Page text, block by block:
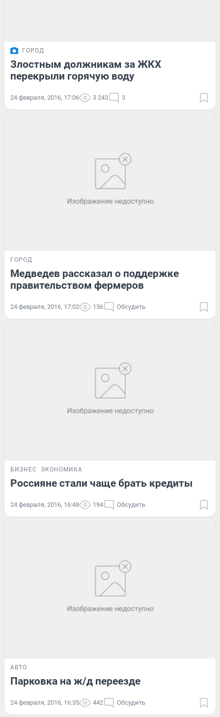
ГОРОД
Злостным должникам за ЖКХ
перекрыли горячую воду
24 февраля, 2016, 17:06 3 243 3
ГОРОД
Медведев рассказал о поддержке
правительством фермеров
24 февраля, 2016, 17:02 156 Обсудить
БИЗНЕС ЭКОНОМИКА
Россияне стали чаще брать кредиты
24 февраля, 2016, 16:48 194 Обсудить
АВТО
Парковка на ж/д переезде
24 февраля, 2016, 16:35 442 Обсудить